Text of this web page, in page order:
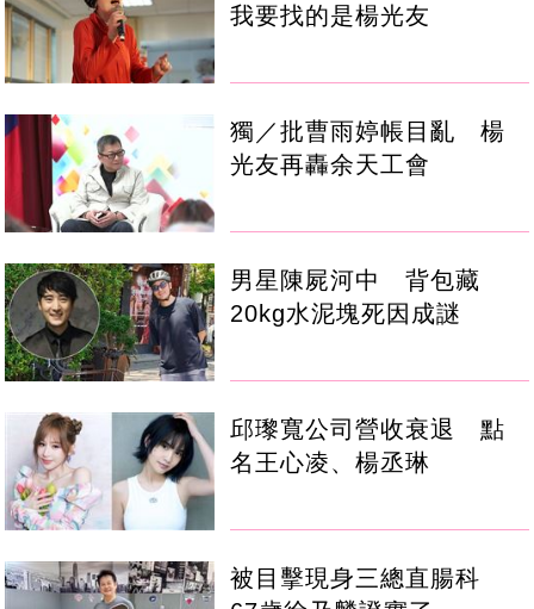
我要找的是楊光友
獨／批曹雨婷帳目亂 楊
光友再轟余天工會
男星陳屍河中 背包藏
20kg水泥塊死因成謎
邱瓈寬公司營收衰退 點
名王心凌、楊丞琳
被目擊現身三總直腸科